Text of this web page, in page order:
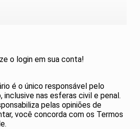
o login em sua conta!
é o único responsável pelo
inclusive nas esferas civil e penal.
pelas opiniões de
você concorda com os Termos